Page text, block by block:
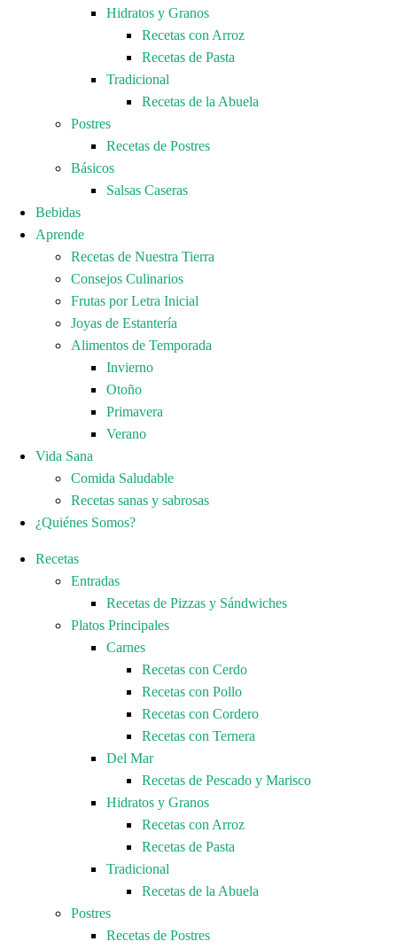
Hidratos y Granos
Recetas con Arroz
Recetas de Pasta
Tradicional
Recetas de la Abuela
Postres
Recetas de Postres
Básicos
Salsas Caseras
Bebidas
Aprende
Recetas de Nuestra Tierra
Consejos Culinarios
Frutas por Letra Inicial
Joyas de Estantería
Alimentos de Temporada
Invierno
Otoño
Primavera
Verano
Vida Sana
Comida Saludable
Recetas sanas y sabrosas
¿Quiénes Somos?
Recetas
Entradas
Recetas de Pizzas y Sándwiches
Platos Principales
Carnes
Recetas con Cerdo
Recetas con Pollo
Recetas con Cordero
Recetas con Ternera
Del Mar
Recetas de Pescado y Marisco
Hidratos y Granos
Recetas con Arroz
Recetas de Pasta
Tradicional
Recetas de la Abuela
Postres
Recetas de Postres